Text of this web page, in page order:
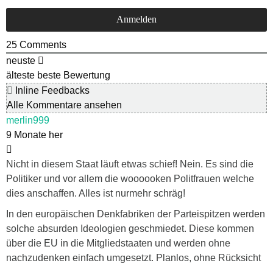
25 Comments
neuste
älteste beste Bewertung
Inline Feedbacks
Alle Kommentare ansehen
merlin999
9 Monate her
Nicht in diesem Staat läuft etwas schief! Nein. Es sind die
Politiker und vor allem die woooooken Politfrauen welche
dies anschaffen. Alles ist nurmehr schräg!
In den europäischen Denkfabriken der Parteispitzen werden
solche absurden Ideologien geschmiedet. Diese kommen
über die EU in die Mitgliedstaaten und werden ohne
nachzudenken einfach umgesetzt. Planlos, ohne Rücksicht